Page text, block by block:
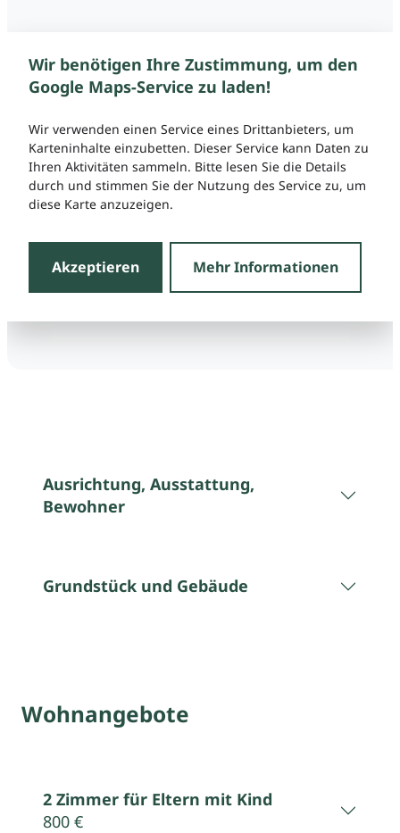
Wir benötigen Ihre Zustimmung, um den
Google Maps-Service zu laden!
Wir verwenden einen Service eines Drittanbieters, um
Karteninhalte einzubetten. Dieser Service kann Daten zu
Ihren Aktivitäten sammeln. Bitte lesen Sie die Details
durch und stimmen Sie der Nutzung des Service zu, um
diese Karte anzuzeigen.
Akzeptieren Mehr Informationen
Ausrichtung, Ausstattung,
Bewohner
Grundstück und Gebäude
Wohnangebote
2 Zimmer für Eltern mit Kind
800 €